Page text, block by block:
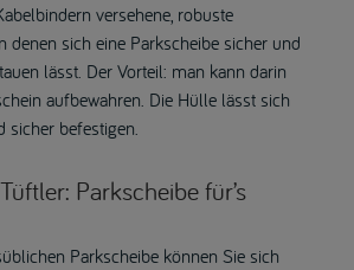
versehene, robuste
denen sich eine Parkscheibe sicher und
lässt. Der Vorteil: man kann darin
aufbewahren. Die Hülle lässt sich
sicher befestigen.
Parkscheibe für’s
Parkscheibe können Sie sich